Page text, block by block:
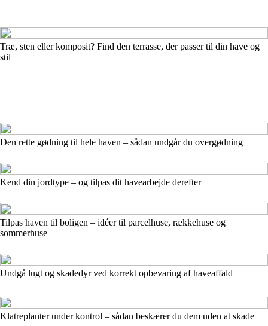
Træ, sten eller komposit? Find den terrasse, der passer til din have og
stil
Den rette gødning til hele haven – sådan undgår du overgødning
Kend din jordtype – og tilpas dit havearbejde derefter
Tilpas haven til boligen – idéer til parcelhuse, rækkehuse og
sommerhuse
Undgå lugt og skadedyr ved korrekt opbevaring af haveaffald
Klatreplanter under kontrol – sådan beskærer du dem uden at skade